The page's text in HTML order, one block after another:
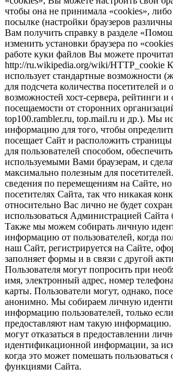
чтобы она не принимала «cookies»,
посылке (настройки браузеров
Вам получить справку в разделе
изменить установки браузера по
работе куки файлов Вы можете
http://ru.wikipedia.org/wiki/HTTP_cookie
использует стандартные возможности
для подсчета количества посетителей и
возможностей хост-сервера, рейтинги и
посещаемости от сторонних
top100.rambler.ru, top.mail.ru и др.). Мы
информацию для того, чтобы
посещает Сайт и расположить
для пользователей способом,
используемыми Вами браузерам, и
максимально полезным для
сведения по перемещениям на Сайте,
посетителях Сайта, так что никакая
относительно Вас лично не будет
использоваться Администрацией Сайта
Также мы можем собирать личную
информацию от пользователей, когда
наш Сайт, регистрируется на Сайте,
заполняет формы и в связи с другой
Пользователя могут попросить при
имя, электронный адрес, номер
карты. Пользователи могут, однако,
анонимно. Мы собираем личную
информацию пользователей, только
предоставляют нам такую информацию.
могут отказаться в предоставлении
идентификационной информации, за
когда это может помешать
функциями Сайта.